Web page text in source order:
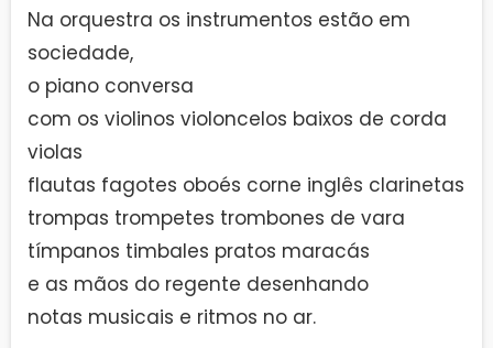
Na orquestra os instrumentos estão em
sociedade,
o piano conversa
com os violinos violoncelos baixos de corda
violas
flautas fagotes oboés corne inglês clarinetas
trompas trompetes trombones de vara
tímpanos timbales pratos maracás
e as mãos do regente desenhando
notas musicais e ritmos no ar.